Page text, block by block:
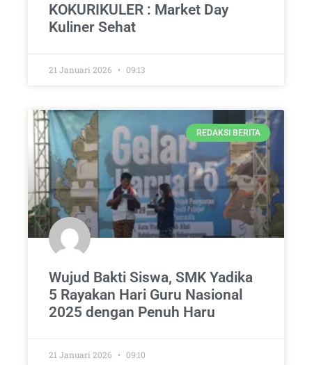
KOKURIKULER : Market Day
Kuliner Sehat
21 Januari 2026 09:13
REDAKSI BERITA
Wujud Bakti Siswa, SMK Yadika
5 Rayakan Hari Guru Nasional
2025 dengan Penuh Haru
21 Januari 2026 09:10